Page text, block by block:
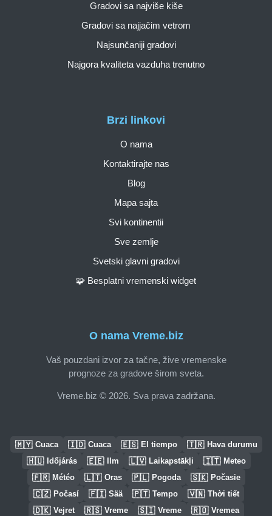
O nama Vreme.biz
Vaš pouzdani izvor za tačne, žive vremenske
prognoze za gradove širom sveta.
Vreme.biz © 2026. Sva prava zadržana.
Brzi linkovi
O nama
Kontaktirajte nas
Blog
Mapa sajta
Svi kontinentii
Sve zemlje
Svetski glavni gradovi
🧩 Besplatni vremenski widget
Gradovi sa najviše kiše
Gradovi sa najjačim vetrom
Najsunčaniji gradovi
Najgora kvaliteta vazduha trenutno
🇲🇾 Cuaca 🇮🇩 Cuaca 🇪🇸 El tiempo 🇹🇷 Hava durumu
🇭🇺 Időjárás 🇪🇪 Ilm 🇱🇻 Laikapstākļi 🇮🇹 Meteo
🇫🇷 Météo 🇱🇹 Oras 🇵🇱 Pogoda 🇸🇰 Počasie
🇨🇿 Počasí 🇫🇮 Sää 🇵🇹 Tempo 🇻🇳 Thời tiết
🇩🇰 Vejret 🇷🇸 Vreme 🇸🇮 Vreme 🇷🇴 Vremea